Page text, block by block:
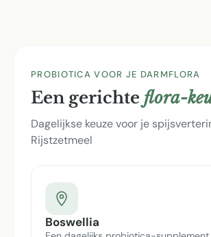
PROBIOTICA VOOR JE DARMFLORA
Een gerichte flora-
Dagelijkse keuze voor je
Rijstzetmeel
Boswellia